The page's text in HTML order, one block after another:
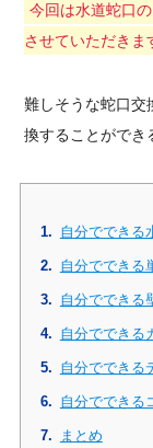
今回は水道蛇口
させていただきま
難しそうな蛇口交
換することができ
自分でできる
自分でできる
自分でできる
自分でできる
自分でできる
自分でできる
まとめ